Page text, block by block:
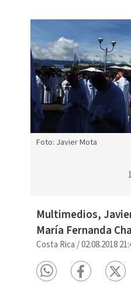
Foto: Javier Mota
1
Multimedios,
María Fernanda
Costa Rica /02.08.2018